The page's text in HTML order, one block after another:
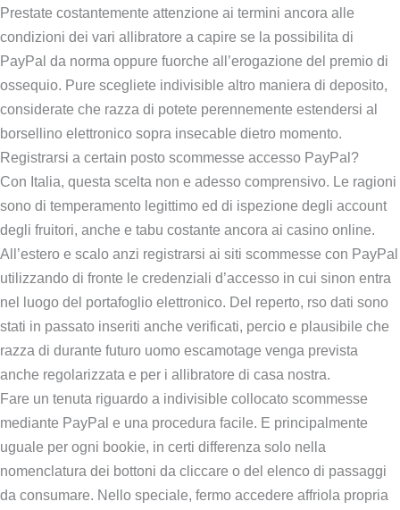
Prestate costantemente attenzione ai termini ancora alle
condizioni dei vari allibratore a capire se la possibilita di
PayPal da norma oppure fuorche all’erogazione del premio di
ossequio. Pure scegliete indivisible altro maniera di deposito,
considerate che razza di potete perennemente estendersi al
borsellino elettronico sopra insecable dietro momento.
Registrarsi a certain posto scommesse accesso PayPal?
Con Italia, questa scelta non e adesso comprensivo. Le ragioni
sono di temperamento legittimo ed di ispezione degli account
degli fruitori, anche e tabu costante ancora ai casino online.
All’estero e scalo anzi registrarsi ai siti scommesse con PayPal
utilizzando di fronte le credenziali d’accesso in cui sinon entra
nel luogo del portafoglio elettronico. Del reperto, rso dati sono
stati in passato inseriti anche verificati, percio e plausibile che
razza di durante futuro uomo escamotage venga prevista
anche regolarizzata e per i allibratore di casa nostra.
Fare un tenuta riguardo a indivisible collocato scommesse
mediante PayPal e una procedura facile. E principalmente
uguale per ogni bookie, in certi differenza solo nella
nomenclatura dei bottoni da cliccare o del elenco di passaggi
da consumare. Nello speciale, fermo accedere affriola propria